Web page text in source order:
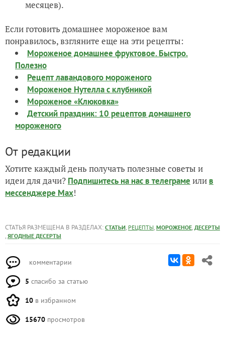
месяцев).
Если готовить домашнее мороженое вам
понравилось, взгляните еще на эти рецепты:
Мороженое домашнее фруктовое. Быстро.
Полезно
Рецепт лавандового мороженого
Мороженое Нутелла с клубникой
Мороженое «Клюковка»
Детский праздник: 10 рецептов домашнего
мороженого
От редакции
Хотите каждый день получать полезные советы и
идеи для дачи? Подпишитесь на нас в телеграме или в
мессенджере Max!
СТАТЬЯ РАЗМЕЩЕНА В РАЗДЕЛАХ: СТАТЬИ, РЕЦЕПТЫ, МОРОЖЕНОЕ, ДЕСЕРТЫ
, ЯГОДНЫЕ ДЕСЕРТЫ
комментарии
5 спасибо за статью
10 в избранном
15670 просмотров